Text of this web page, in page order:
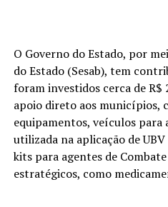
O Governo do Estado, por
do Estado (Sesab), tem
foram investidos cerca de R$
apoio direto aos municípios,
equipamentos, veículos para
utilizada na aplicação de
kits para agentes de
estratégicos, como